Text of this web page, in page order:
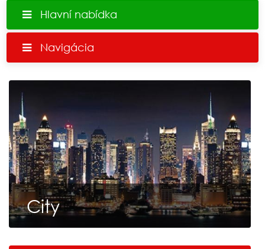
Hlavní nabídka
Navigácia
City